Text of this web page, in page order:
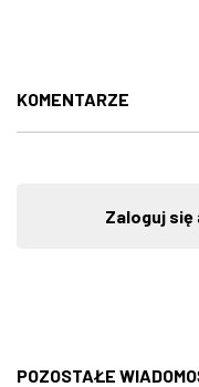
KOMENTARZE
Zaloguj się
POZOSTAŁE